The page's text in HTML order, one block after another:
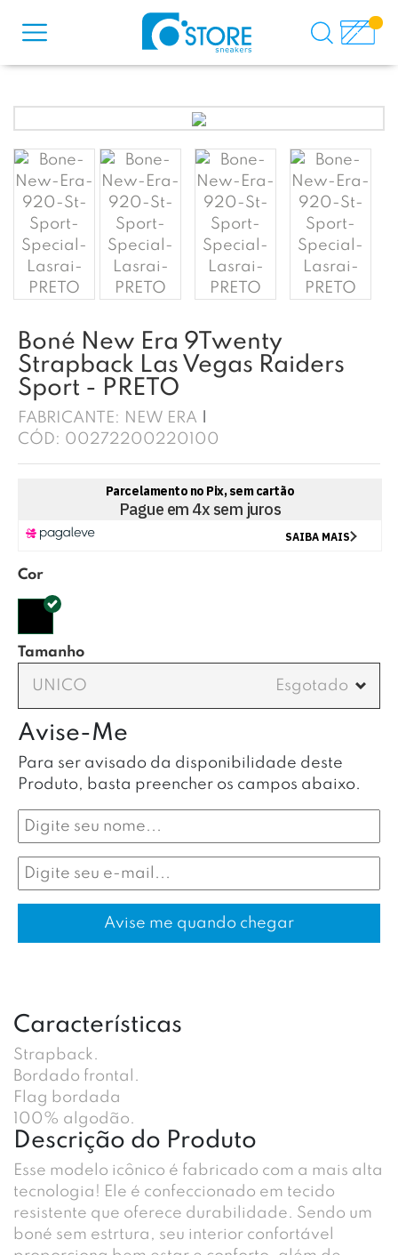
Boné New Era 9Twenty
Strapback Las Vegas Raiders
Sport - PRETO
FABRICANTE: NEW ERA
CÓD: 00272200220100
Cor
Tamanho
UNICO
Avise-Me
Para ser avisado da disponibilidade deste
Produto, basta preencher os campos abaixo.
Características
Strapback.
Bordado frontal.
Flag bordada
100% algodão.
Descrição do Produto
Esse modelo icônico é fabricado com a mais alta
tecnologia! Ele é confeccionado em tecido
resistente que oferece durabilidade. Sendo um
boné sem estrtura, seu interior confortável